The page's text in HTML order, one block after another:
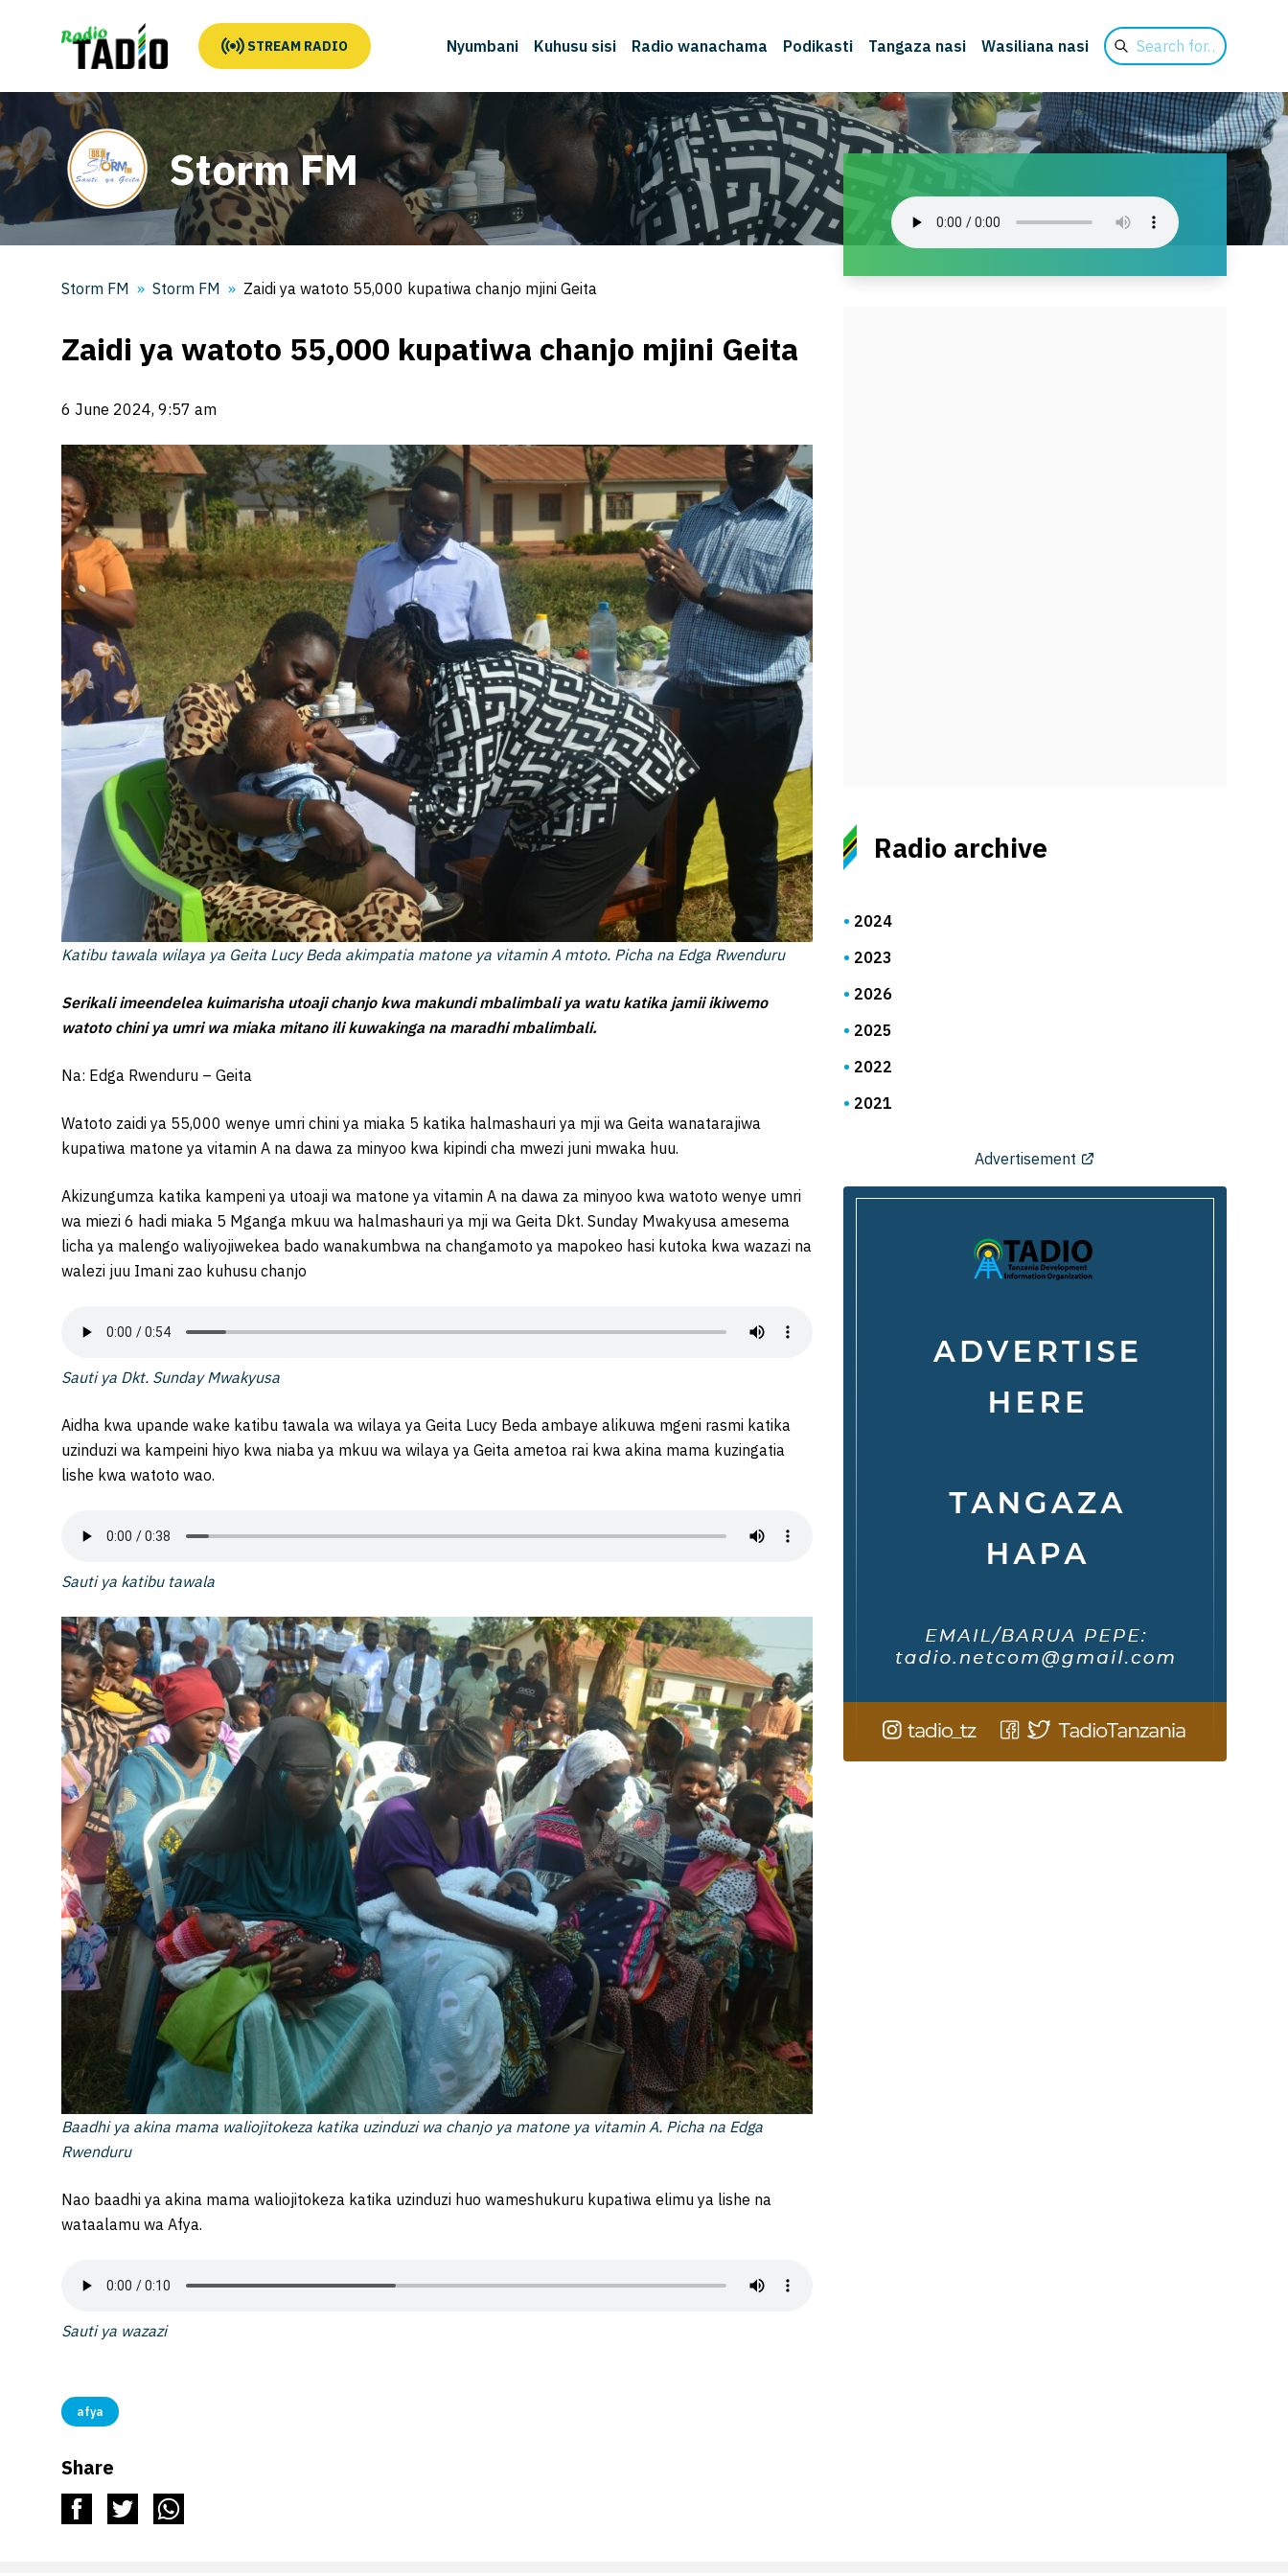
STREAM RADIO Nyumbani Kuhusu sisi Radio wanachama Podikasti Tangaza nasi Wasiliana nasi
Search
for
Storm FM
Storm FM Storm FM Zaidi ya watoto 55,000 kupatiwa chanjo mjini Geita
Zaidi ya watoto 55,000 kupatiwa chanjo mjini Geita
6 June 2024, 9:57 am
Katibu tawala wilaya ya Geita Lucy Beda akimpatia matone ya vitamin A mtoto. Picha na Edga Rwenduru
Serikali imeendelea kuimarisha utoaji chanjo kwa makundi mbalimbali ya watu katika jamii ikiwemo
watoto chini ya umri wa miaka mitano ili kuwakinga na maradhi mbalimbali.
Na: Edga Rwenduru – Geita
Watoto zaidi ya 55,000 wenye umri chini ya miaka 5 katika halmashauri ya mji wa Geita wanatarajiwa
kupatiwa matone ya vitamin A na dawa za minyoo kwa kipindi cha mwezi juni mwaka huu.
Akizungumza katika kampeni ya utoaji wa matone ya vitamin A na dawa za minyoo kwa watoto wenye umri
wa miezi 6 hadi miaka 5 Mganga mkuu wa halmashauri ya mji wa Geita Dkt. Sunday Mwakyusa amesema
licha ya malengo waliyojiwekea bado wanakumbwa na changamoto ya mapokeo hasi kutoka kwa wazazi na
walezi juu Imani zao kuhusu chanjo
Sauti ya Dkt. Sunday Mwakyusa
Aidha kwa upande wake katibu tawala wa wilaya ya Geita Lucy Beda ambaye alikuwa mgeni rasmi katika
uzinduzi wa kampeini hiyo kwa niaba ya mkuu wa wilaya ya Geita ametoa rai kwa akina mama kuzingatia
lishe kwa watoto wao.
Sauti ya katibu tawala
Baadhi ya akina mama waliojitokeza katika uzinduzi wa chanjo ya matone ya vitamin A. Picha na Edga
Rwenduru
Nao baadhi ya akina mama waliojitokeza katika uzinduzi huo wameshukuru kupatiwa elimu ya lishe na
wataalamu wa Afya.
Sauti ya wazazi
afya
Share
Radio archive
2024
2023
2026
2025
2022
2021
Advertisement